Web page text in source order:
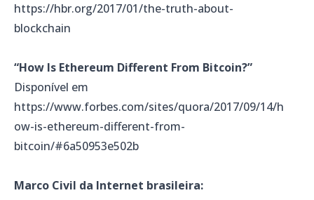
https://hbr.org/2017/01/the-truth-about-
blockchain
“How Is Ethereum Different From Bitcoin?”
Disponível em
https://www.forbes.com/sites/quora/2017/09/14/h
ow-is-ethereum-different-from-
bitcoin/#6a50953e502b
Marco Civil da Internet brasileira: